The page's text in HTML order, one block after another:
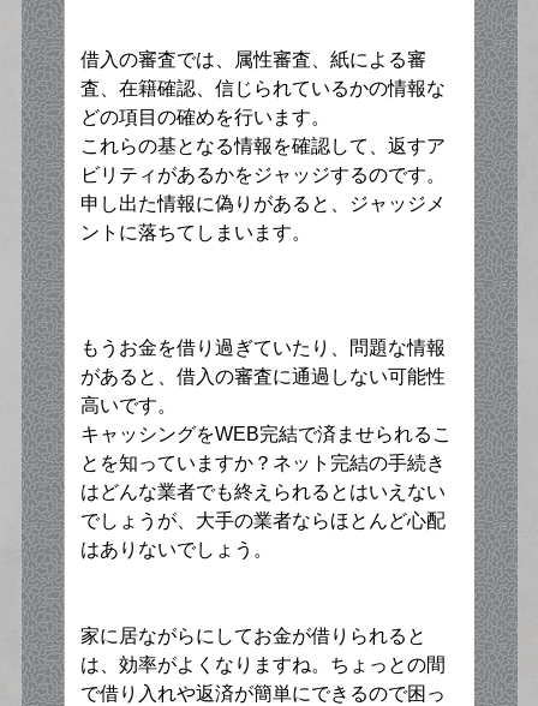
借入の審査では、属性審査、紙による審
査、在籍確認、信じられているかの情報な
どの項目の確めを行います。
これらの基となる情報を確認して、返すア
ビリティがあるかをジャッジするのです。
申し出た情報に偽りがあると、ジャッジメ
ントに落ちてしまいます。
もうお金を借り過ぎていたり、問題な情報
があると、借入の審査に通過しない可能性
高いです。
キャッシングをWEB完結で済ませられるこ
とを知っていますか？ネット完結の手続き
はどんな業者でも終えられるとはいえない
でしょうが、大手の業者ならほとんど心配
はありないでしょう。
家に居ながらにしてお金が借りられると
は、効率がよくなりますね。ちょっとの間
で借り入れや返済が簡単にできるので困っ